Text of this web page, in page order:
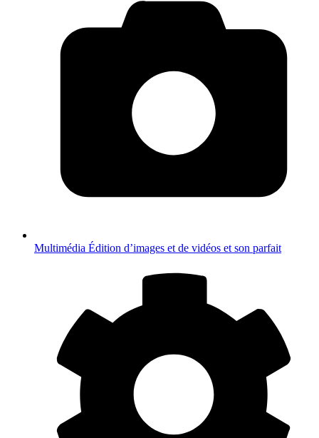
Multimédia Édition d’images et de vidéos et son parfait